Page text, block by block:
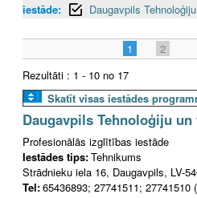
iestāde:
Daugavpils
1 2
Rezultāti : 1 - 10 no 17
Skatīt visas iestādes
Daugavpils Tehnoloģiju
Profesionālās izglītības iestāde
Iestādes tips:Tehnikums
Strādnieku iela 16, Daugavpils, LV-
Tel:65436893; 27741511;